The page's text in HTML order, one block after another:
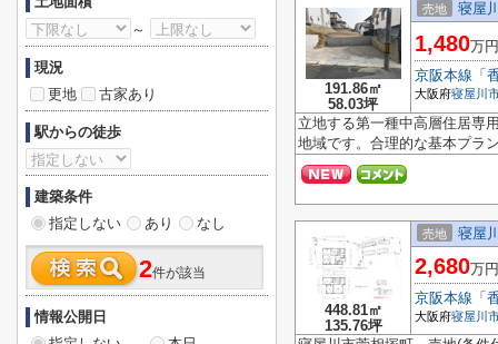
191.86㎡
58.03坪
売地 寝屋
1,480万円
京阪本線 「
大阪府寝屋川
立地する第一種中高層住居専
地域です。合理的な基本プラ
448.81㎡
135.76坪
売地 寝屋
2,680万円
京阪本線 「
大阪府寝屋川
～
現況
更地
古家あり
駅からの徒歩
建築条件
指定しない
あり なし
2件が該当
情報公開日